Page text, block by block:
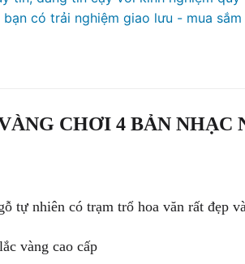
bạn có trải nghiệm giao lưu - mua
CHƠI 4 BẢN NHẠC
tự nhiên có trạm trổ hoa văn rất đẹp
vàng cao cấp